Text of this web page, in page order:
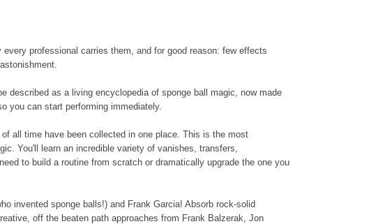
professional carries them, and for good reason: few effects
described as a living encyclopedia of sponge ball magic, now made
you can start performing immediately.
all time have been collected in one place. This is the most
You'll learn an incredible variety of vanishes, transfers,
to build a routine from scratch or dramatically upgrade the one you
invented sponge balls!) and Frank Garcia! Absorb rock-solid
off the beaten path approaches from Frank Balzerak, Jon